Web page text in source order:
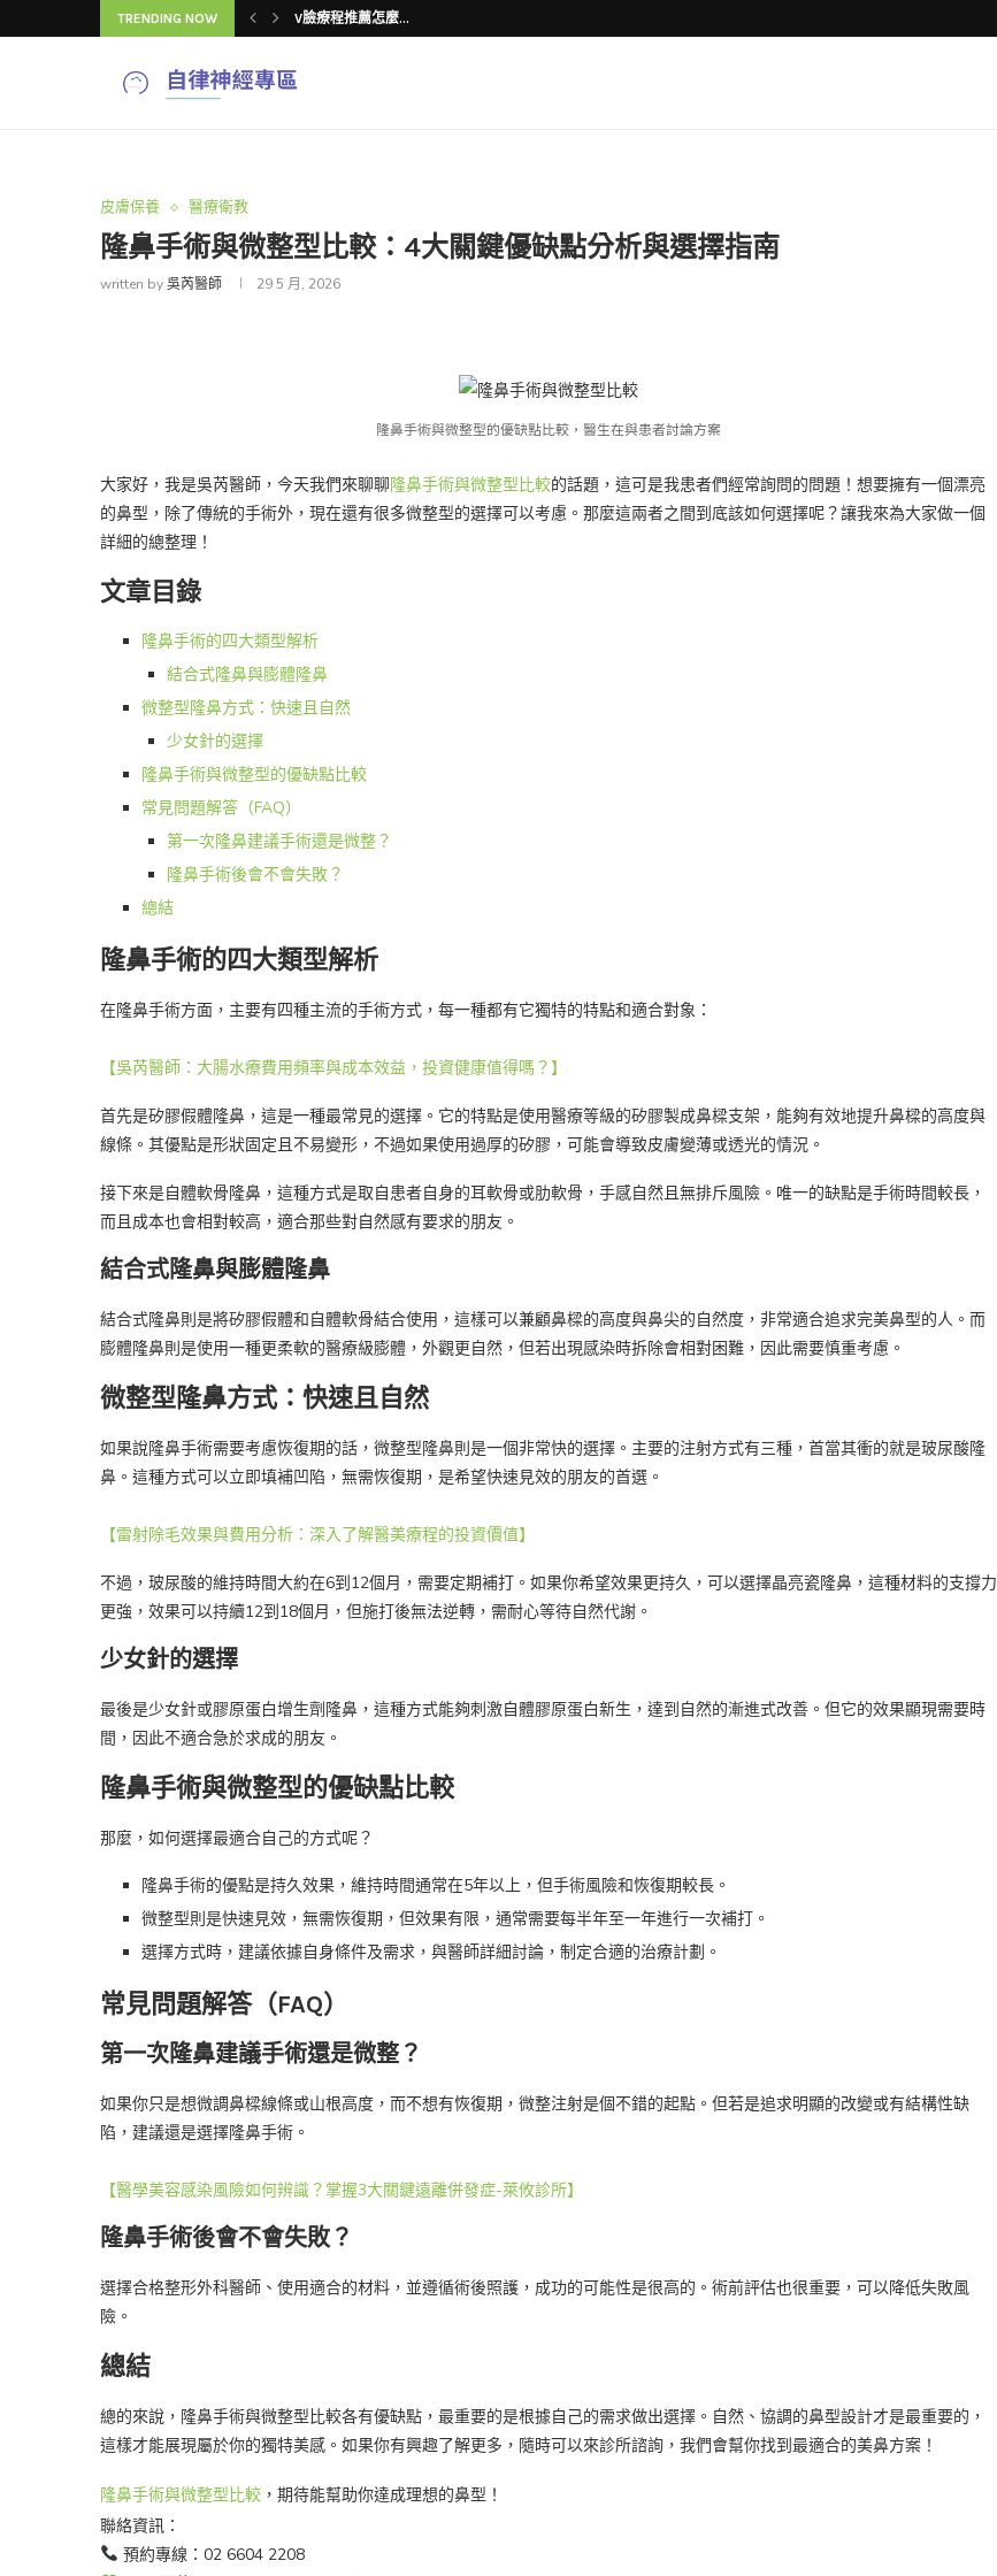
TRENDING NOW 吳芮醫師揭秘：V...
皮膚保養 醫療衛教
隆鼻手術與微整型比較：4大關鍵優缺點分析與選擇指南
written by吳芮醫師 29 5 月, 2026
隆鼻手術與微整型的優缺點比較，醫生在與患者討論方案
大家好，我是吳芮醫師，今天我們來聊聊隆鼻手術與微整型比較的話題，這可是我患者們經常詢問的問題！想要擁有一個漂亮
的鼻型，除了傳統的手術外，現在還有很多微整型的選擇可以考慮。那麼這兩者之間到底該如何選擇呢？讓我來為大家做一個
詳細的總整理！
文章目錄
隆鼻手術的四大類型解析
結合式隆鼻與膨體隆鼻
微整型隆鼻方式：快速且自然
少女針的選擇
隆鼻手術與微整型的優缺點比較
常見問題解答（FAQ）
第一次隆鼻建議手術還是微整？
隆鼻手術後會不會失敗？
總結
隆鼻手術的四大類型解析
在隆鼻手術方面，主要有四種主流的手術方式，每一種都有它獨特的特點和適合對象：
【吳芮醫師：大腸水療費用頻率與成本效益，投資健康值得嗎？】
首先是矽膠假體隆鼻，這是一種最常見的選擇。它的特點是使用醫療等級的矽膠製成鼻樑支架，能夠有效地提升鼻樑的高度與
線條。其優點是形狀固定且不易變形，不過如果使用過厚的矽膠，可能會導致皮膚變薄或透光的情況。
接下來是自體軟骨隆鼻，這種方式是取自患者自身的耳軟骨或肋軟骨，手感自然且無排斥風險。唯一的缺點是手術時間較長，
而且成本也會相對較高，適合那些對自然感有要求的朋友。
結合式隆鼻與膨體隆鼻
結合式隆鼻則是將矽膠假體和自體軟骨結合使用，這樣可以兼顧鼻樑的高度與鼻尖的自然度，非常適合追求完美鼻型的人。而
膨體隆鼻則是使用一種更柔軟的醫療級膨體，外觀更自然，但若出現感染時拆除會相對困難，因此需要慎重考慮。
微整型隆鼻方式：快速且自然
如果說隆鼻手術需要考慮恢復期的話，微整型隆鼻則是一個非常快的選擇。主要的注射方式有三種，首當其衝的就是玻尿酸隆
鼻。這種方式可以立即填補凹陷，無需恢復期，是希望快速見效的朋友的首選。
【雷射除毛效果與費用分析：深入了解醫美療程的投資價值】
不過，玻尿酸的維持時間大約在6到12個月，需要定期補打。如果你希望效果更持久，可以選擇晶亮瓷隆鼻，這種材料的支撐力
更強，效果可以持續12到18個月，但施打後無法逆轉，需耐心等待自然代謝。
少女針的選擇
最後是少女針或膠原蛋白增生劑隆鼻，這種方式能夠刺激自體膠原蛋白新生，達到自然的漸進式改善。但它的效果顯現需要時
間，因此不適合急於求成的朋友。
隆鼻手術與微整型的優缺點比較
那麼，如何選擇最適合自己的方式呢？
隆鼻手術的優點是持久效果，維持時間通常在5年以上，但手術風險和恢復期較長。
微整型則是快速見效，無需恢復期，但效果有限，通常需要每半年至一年進行一次補打。
選擇方式時，建議依據自身條件及需求，與醫師詳細討論，制定合適的治療計劃。
常見問題解答（FAQ）
第一次隆鼻建議手術還是微整？
如果你只是想微調鼻樑線條或山根高度，而不想有恢復期，微整注射是個不錯的起點。但若是追求明顯的改變或有結構性缺
陷，建議還是選擇隆鼻手術。
【醫學美容感染風險如何辨識？掌握3大關鍵遠離併發症-萊攸診所】
隆鼻手術後會不會失敗？
選擇合格整形外科醫師、使用適合的材料，並遵循術後照護，成功的可能性是很高的。術前評估也很重要，可以降低失敗風
險。
總結
總的來說，隆鼻手術與微整型比較各有優缺點，最重要的是根據自己的需求做出選擇。自然、協調的鼻型設計才是最重要的，
這樣才能展現屬於你的獨特美感。如果你有興趣了解更多，隨時可以來診所諮詢，我們會幫你找到最適合的美鼻方案！
隆鼻手術與微整型比較 ，期待能幫助你達成理想的鼻型！
聯絡資訊：
預約專線：02 6604 2208